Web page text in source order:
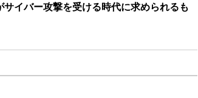
イバー攻撃を受ける時代に求められるも